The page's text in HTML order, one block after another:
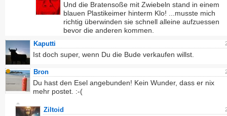
Und die Bratensoße mit Zwiebeln stand in einem
blauen Plastikeimer hinterm Klo! ...musste mich
richtig überwinden sie schnell alleine aufzuessen
bevor die anderen kommen.
Kaputti
Ist doch super, wenn Du die Bude verkaufen willst.
Bron
Du hast den Esel angebunden! Kein Wunder, dass er nix
mehr postet. :-(
Ziltoid